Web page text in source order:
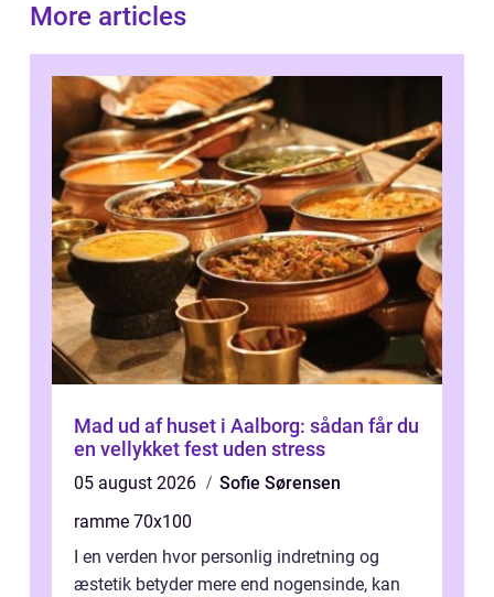
More articles
Mad ud af huset i Aalborg: sådan får du
en vellykket fest uden stress
05 august 2026
Sofie Sørensen
ramme 70x100
I en verden hvor personlig indretning og
æstetik betyder mere end nogensinde, kan